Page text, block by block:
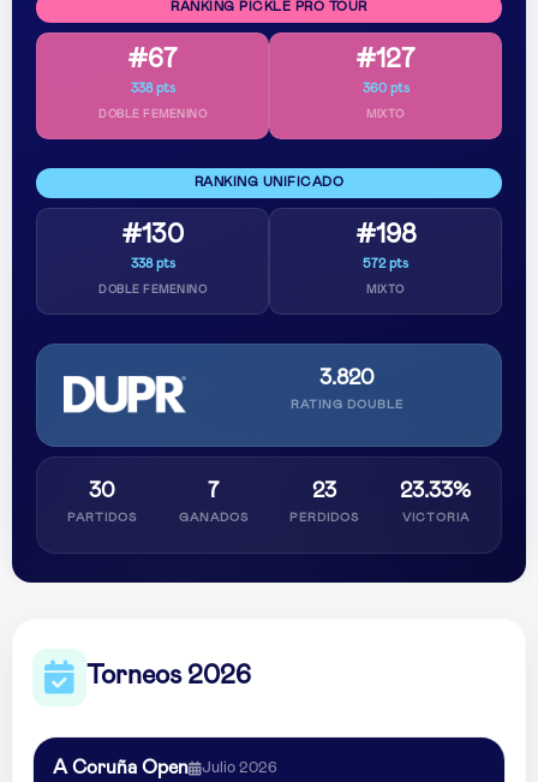
RANKING PICKLE PRO TOUR
#67
338 pts
DOBLE FEMENINO
#127
360 pts
MIXTO
RANKING UNIFICADO
#130
338 pts
DOBLE FEMENINO
#198
572 pts
MIXTO
3.820
RATING DOUBLE
30
PARTIDOS
7
GANADOS
23
PERDIDOS
23.33%
VICTORIA
Torneos 2026
A Coruña Open Julio 2026